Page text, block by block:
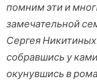
помним эти и
замечательной
Сергея
собравшись у
окунувшись в